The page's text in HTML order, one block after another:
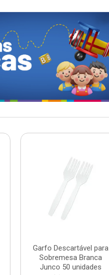
Garfo Descartável para
Sobremesa Branca
Junco 50 unidades